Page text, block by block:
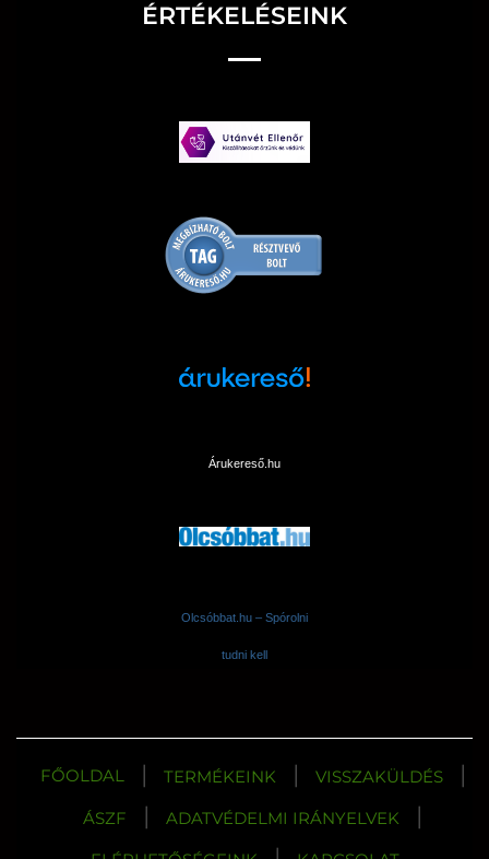
ÉRTÉKELÉSEINK
Árukereső.hu
Olcsóbbat.hu – Spórolni
tudni kell
FŐOLDAL | TERMÉKEINK | VISSZAKÜLDÉS |
ÁSZF | ADATVÉDELMI IRÁNYELVEK |